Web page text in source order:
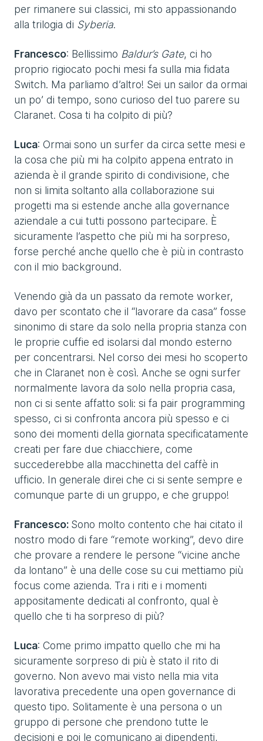
per rimanere sui classici, mi sto appassionando
alla trilogia di Syberia.
Francesco: Bellissimo Baldur’s Gate, ci ho
proprio rigiocato pochi mesi fa sulla mia fidata
Switch. Ma parliamo d’altro! Sei un sailor da ormai
un po’ di tempo, sono curioso del tuo parere su
Claranet. Cosa ti ha colpito di più?
Luca: Ormai sono un surfer da circa sette mesi e
la cosa che più mi ha colpito appena entrato in
azienda è il grande spirito di condivisione, che
non si limita soltanto alla collaborazione sui
progetti ma si estende anche alla governance
aziendale a cui tutti possono partecipare. È
sicuramente l’aspetto che più mi ha sorpreso,
forse perché anche quello che è più in contrasto
con il mio background.
Venendo già da un passato da remote worker,
davo per scontato che il “lavorare da casa” fosse
sinonimo di stare da solo nella propria stanza con
le proprie cuffie ed isolarsi dal mondo esterno
per concentrarsi. Nel corso dei mesi ho scoperto
che in Claranet non è così. Anche se ogni surfer
normalmente lavora da solo nella propria casa,
non ci si sente affatto soli: si fa pair programming
spesso, ci si confronta ancora più spesso e ci
sono dei momenti della giornata specificatamente
creati per fare due chiacchiere, come
succederebbe alla macchinetta del caffè in
ufficio. In generale direi che ci si sente sempre e
comunque parte di un gruppo, e che gruppo!
Francesco: Sono molto contento che hai citato il
nostro modo di fare “remote working”, devo dire
che provare a rendere le persone “vicine anche
da lontano” è una delle cose su cui mettiamo più
focus come azienda. Tra i riti e i momenti
appositamente dedicati al confronto, qual è
quello che ti ha sorpreso di più?
Luca: Come primo impatto quello che mi ha
sicuramente sorpreso di più è stato il rito di
governo. Non avevo mai visto nella mia vita
lavorativa precedente una open governance di
questo tipo. Solitamente è una persona o un
gruppo di persone che prendono tutte le
decisioni e poi le comunicano ai dipendenti,